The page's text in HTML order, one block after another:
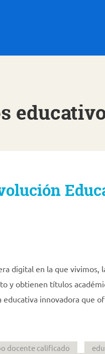
digital en la que vivimos,
y obtienen títulos
educativa innovadora que
docente calificado